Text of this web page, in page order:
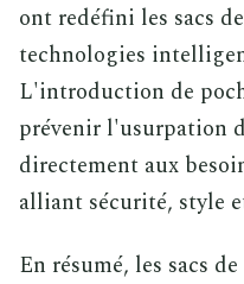
ont redéfini les sacs
technologies
L'introduction de
prévenir l'usurpation
directement aux
alliant sécurité, style
En résumé, les sacs